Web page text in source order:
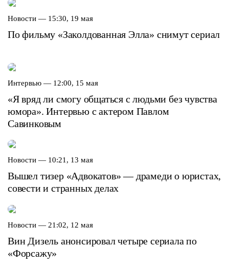
Новости — 15:30, 19 мая
По фильму «Заколдованная Элла» снимут сериал
Интервью — 12:00, 15 мая
«Я вряд ли смогу общаться с людьми без чувства
юмора». Интервью с актером Павлом
Савинковым
Новости — 10:21, 13 мая
Вышел тизер «Адвокатов» — драмеди о юристах,
совести и странных делах
Новости — 21:02, 12 мая
Вин Дизель анонсировал четыре сериала по
«Форсажу»